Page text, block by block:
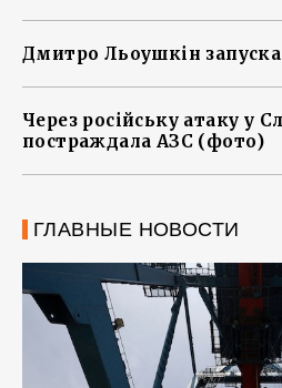
Дмитро Льоушкін
Через російську атаку у
постраждала АЗС (фото)
ГЛАВНЫЕ НОВОСТИ